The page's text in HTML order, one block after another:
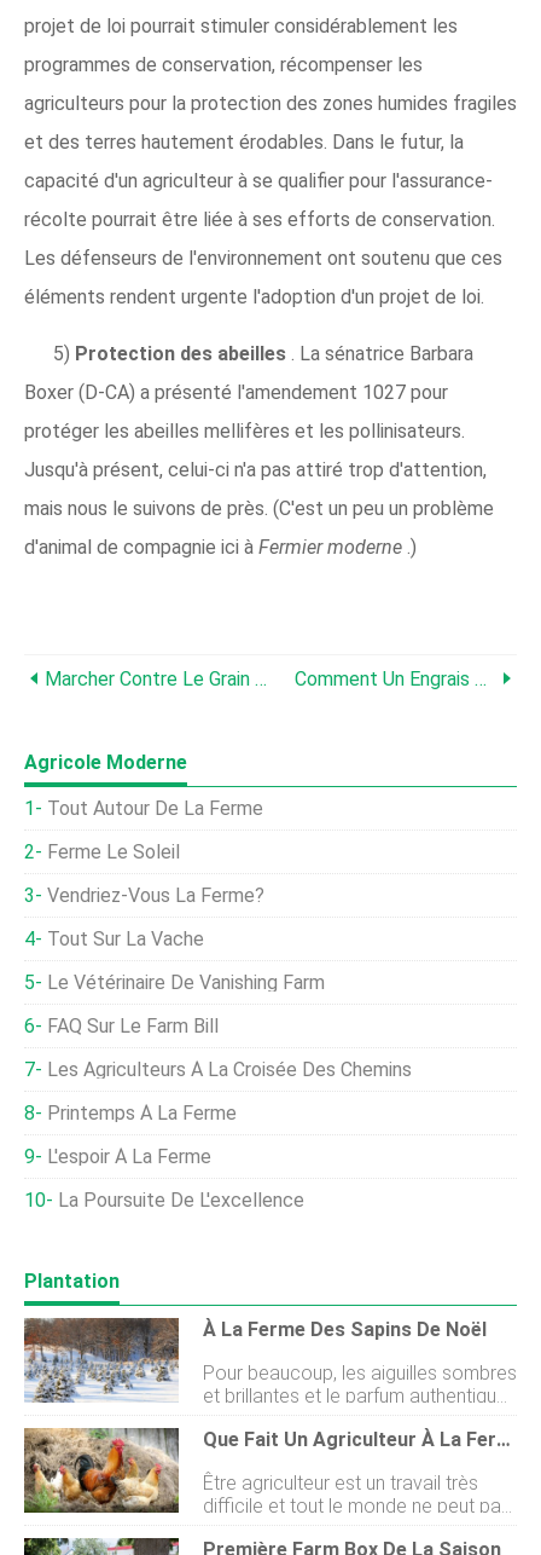
projet de loi pourrait stimuler considérablement les
programmes de conservation, récompenser les
agriculteurs pour la protection des zones humides fragiles
et des terres hautement érodables. Dans le futur, la
capacité d'un agriculteur à se qualifier pour l'assurance-
récolte pourrait être liée à ses efforts de conservation.
Les défenseurs de l'environnement ont soutenu que ces
éléments rendent urgente l'adoption d'un projet de loi.
5) Protection des abeilles . La sénatrice Barbara
Boxer (D-CA) a présenté l'amendement 1027 pour
protéger les abeilles mellifères et les pollinisateurs.
Jusqu'à présent, celui-ci n'a pas attiré trop d'attention,
mais nous le suivons de près. (C'est un peu un problème
d'animal de compagnie ici à Fermier moderne .)
Marcher Contre Le Grain (génétiquement Modifié) Comment Un Engrais Commun Est Devenu Un Aimant À Méthamphétamine
Agricole Moderne
Tout Autour De La Ferme
Ferme Le Soleil
Vendriez-Vous La Ferme?
Tout Sur La Vache
Le Vétérinaire De Vanishing Farm
FAQ Sur Le Farm Bill
Les Agriculteurs À La Croisée Des Chemins
Printemps À La Ferme
L'espoir À La Ferme
La Poursuite De L'excellence
Plantation
À La Ferme Des Sapins De Noël
Pour beaucoup, les aiguilles sombres
et brillantes et le parfum authentique
et festif du véritable sapin de Noël
sont une exigence nécessaire avant
brèves et joyeuses semaines, ces
épicéas occupent un espace crucial
dans la maison, mais la majorité de
Que Fait Un Agriculteur À La Ferme ?
Être agriculteur est un travail très
difficile et tout le monde ne peut pas
le faire. Une personne qui veut
Première Farm Box De La Saison